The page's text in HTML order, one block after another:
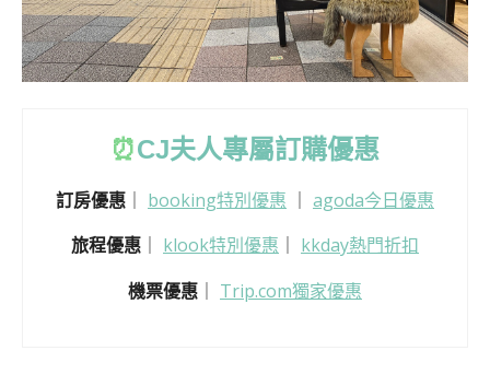
⏰CJ夫人專屬訂購優惠
訂房優惠 booking特別優惠
agoda今日優惠
旅程優惠
klook特別優惠
kkday熱門折扣
機票優惠
Trip.com獨家優惠